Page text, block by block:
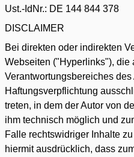
Ust.-IdNr.: DE 144 844 378
DISCLAIMER
Bei direkten oder indirekten
Webseiten ("Hyperlinks"), die
Verantwortungsbereiches
Haftungsverpflichtung
treten, in dem der Autor von
ihm technisch möglich und
Falle rechtswidriger Inhalte
hiermit ausdrücklich, dass